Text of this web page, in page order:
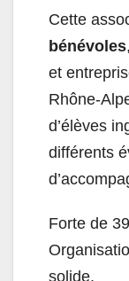
Cette
bénévoles
et
Rhône-
d’élèves
différents
Forte de
solide.